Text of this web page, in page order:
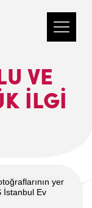
VE
İLGİ
yer
İstanbul Ev